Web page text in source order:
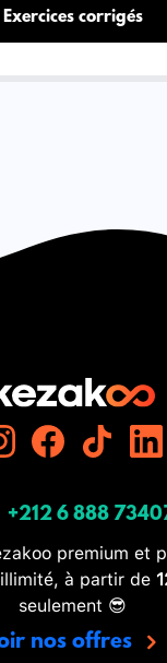
Exercices corrigés
+212 6 888
premium et
à partir de
seulement 😎
nos offres